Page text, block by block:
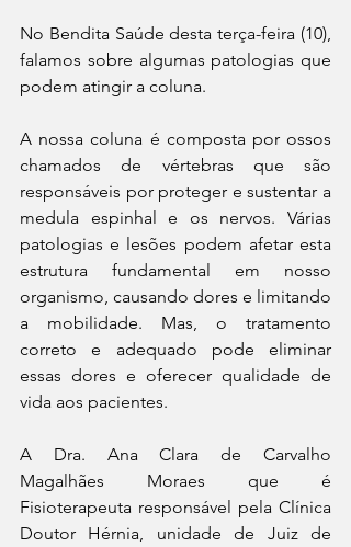
No Bendita Saúde desta terça-feira (10),
falamos sobre algumas patologias que
podem atingir a coluna.
A nossa coluna é composta por ossos
chamados de vértebras que são
responsáveis por proteger e sustentar a
medula espinhal e os nervos. Várias
patologias e lesões podem afetar esta
estrutura fundamental em nosso
organismo, causando dores e limitando
a mobilidade. Mas, o tratamento
correto e adequado pode eliminar
essas dores e oferecer qualidade de
vida aos pacientes.
A Dra. Ana Clara de Carvalho
Magalhães Moraes que é
Fisioterapeuta responsável pela Clínica
Doutor Hérnia, unidade de Juiz de